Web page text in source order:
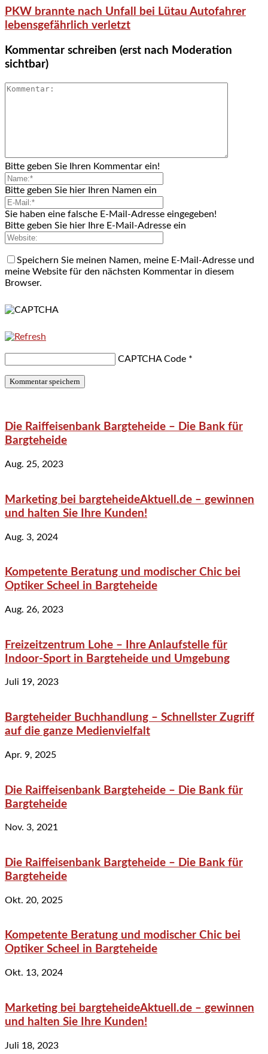
PKW brannte nach Unfall bei Lütau Autofahrer
lebensgefährlich verletzt
Kommentar schreiben (erst nach Moderation
sichtbar)
Bitte geben Sie Ihren Kommentar ein!
Bitte geben Sie hier Ihren Namen ein
Sie haben eine falsche E-Mail-Adresse eingegeben!
Bitte geben Sie hier Ihre E-Mail-Adresse ein
Speichern Sie meinen Namen, meine E-Mail-Adresse und
meine Website für den nächsten Kommentar in diesem
Browser.
CAPTCHA Code *
Die Raiffeisenbank Bargteheide – Die Bank für
Bargteheide
Aug. 25, 2023
Marketing bei bargteheideAktuell.de – gewinnen
und halten Sie Ihre Kunden!
Aug. 3, 2024
Kompetente Beratung und modischer Chic bei
Optiker Scheel in Bargteheide
Aug. 26, 2023
Freizeitzentrum Lohe – Ihre Anlaufstelle für
Indoor-Sport in Bargteheide und Umgebung
Juli 19, 2023
Bargteheider Buchhandlung – Schnellster Zugriff
auf die ganze Medienvielfalt
Apr. 9, 2025
Die Raiffeisenbank Bargteheide – Die Bank für
Bargteheide
Nov. 3, 2021
Die Raiffeisenbank Bargteheide – Die Bank für
Bargteheide
Okt. 20, 2025
Kompetente Beratung und modischer Chic bei
Optiker Scheel in Bargteheide
Okt. 13, 2024
Marketing bei bargteheideAktuell.de – gewinnen
und halten Sie Ihre Kunden!
Juli 18, 2023